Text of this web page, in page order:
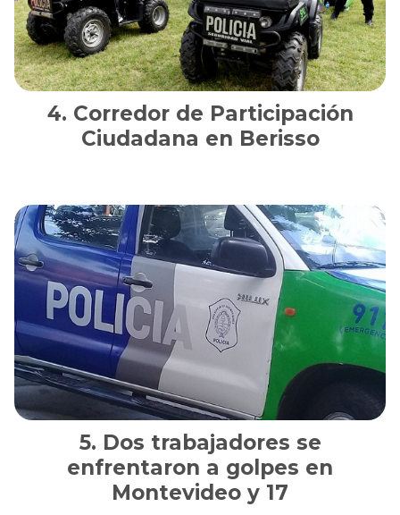
Corredor de Participación
Ciudadana en Berisso
Dos trabajadores se
enfrentaron a golpes en
Montevideo y 17